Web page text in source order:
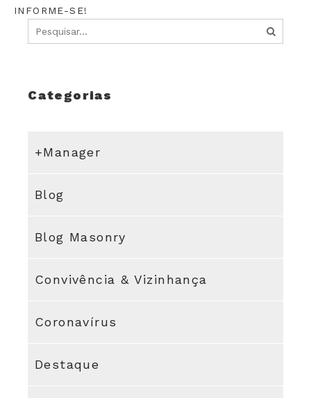
INFORME-SE!
Categorias
+Manager
Blog
Blog Masonry
Convivência & Vizinhança
Coronavírus
Destaque